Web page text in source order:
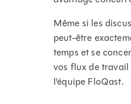
Même si les
peut-être
temps et se
vos flux de
l'équipe FloQast.